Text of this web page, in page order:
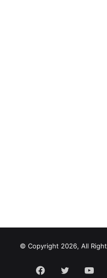
© Copyright 2026, All
Facebook
Twitter